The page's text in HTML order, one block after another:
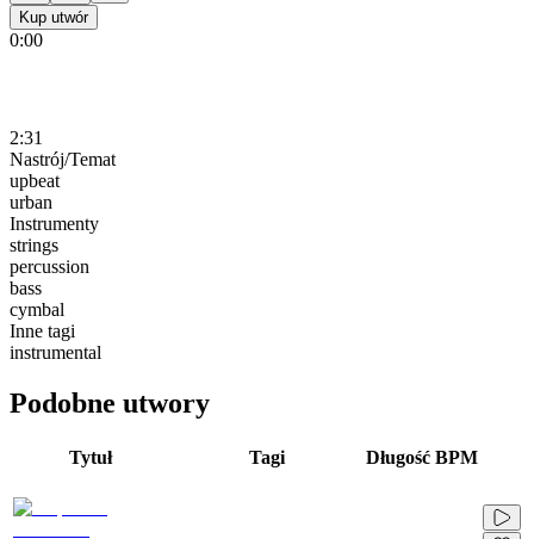
Kup utwór
0:00
2:31
Nastrój/Temat
upbeat
urban
Instrumenty
strings
percussion
bass
cymbal
Inne tagi
instrumental
Podobne utwory
Tytuł Tagi Długość BPM